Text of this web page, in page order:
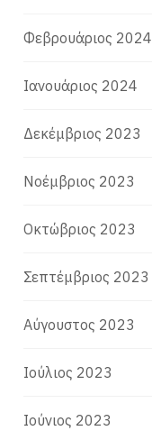
Φεβρουάριος 2024
Ιανουάριος 2024
Δεκέμβριος 2023
Νοέμβριος 2023
Οκτώβριος 2023
Σεπτέμβριος 2023
Αύγουστος 2023
Ιούλιος 2023
Ιούνιος 2023